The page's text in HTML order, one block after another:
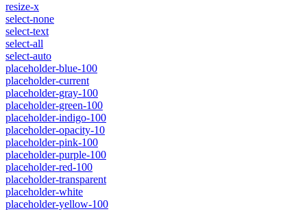
resize-x
select-none
select-text
select-all
select-auto
placeholder-blue-100
placeholder-current
placeholder-gray-100
placeholder-green-100
placeholder-indigo-100
placeholder-opacity-10
placeholder-pink-100
placeholder-purple-100
placeholder-red-100
placeholder-transparent
placeholder-white
placeholder-yellow-100